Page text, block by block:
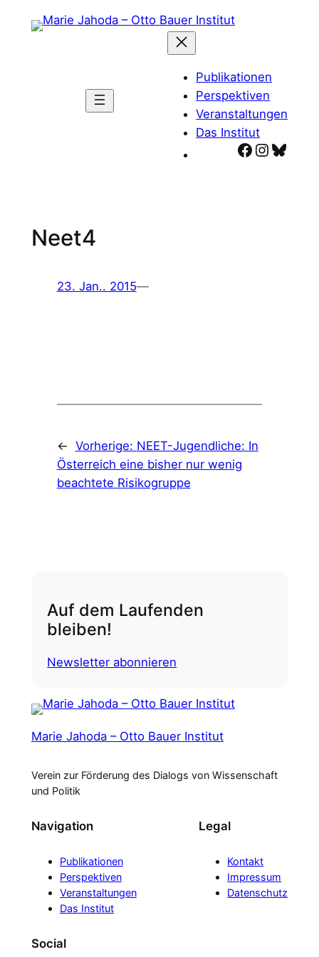
Inhalt
Publikationen
Perspektiven
Veranstaltungen
Das Institut
Facebook
Neet4
23. Jan.. 2015—
← Vorherige: NEET-Jugendliche: In
Österreich eine bisher nur wenig
beachtete Risikogruppe
Auf dem Laufenden
bleiben!
Newsletter abonnieren
Marie Jahoda – Otto Bauer Institut
Verein zur Förderung des Dialogs von Wissenschaft
und Politik
Navigation
Publikationen
Perspektiven
Veranstaltungen
Das Institut
Legal
Kontakt
Impressum
Datenschutz
Social